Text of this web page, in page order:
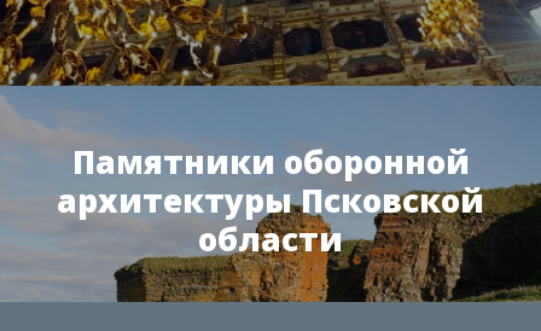
Памятники оборонной
архитектуры Псковской
области